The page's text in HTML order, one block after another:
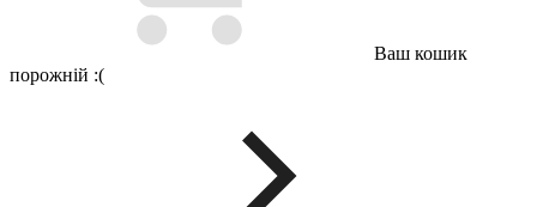
Ваш кошик
порожній :(